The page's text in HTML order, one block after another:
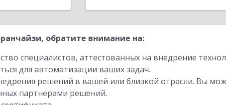
обратите внимание на:
специалистов, аттестованных на внедрение
для автоматизации ваших задач.
решений в вашей или близкой отрасли. Вы
партнерами решений.